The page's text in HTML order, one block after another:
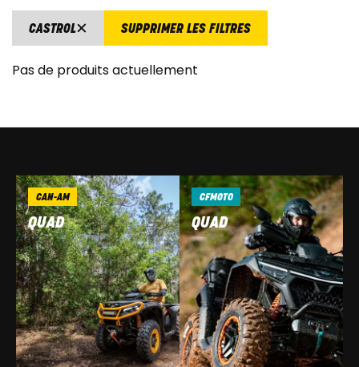
CASTROL SUPPRIMER LES FILTRES
Pas de produits actuellement
CAN-AM
QUAD
CFMOTO
QUAD